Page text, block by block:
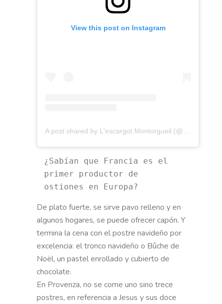
View this post on Instagram
¿Sabían que Francia es el
primer productor de
ostiones en Europa?
De plato fuerte, se sirve pavo relleno y en
algunos hogares, se puede ofrecer capón. Y
termina la cena con el postre navideño por
excelencia: el tronco navideño o Bûche de
Noël, un pastel enrollado y cubierto de
chocolate.
En Provenza, no se come uno sino trece
postres, en referencia a Jesus y sus doce